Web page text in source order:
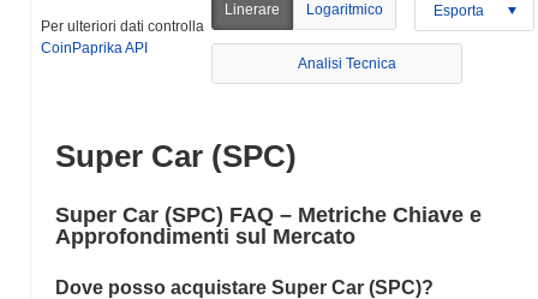
Per ulteriori dati controlla
CoinPaprika API
Linerare Logaritmico Esporta
Analisi Tecnica
Super Car (SPC)
Super Car (SPC) FAQ – Metriche Chiave e
Approfondimenti sul Mercato
Dove posso acquistare Super Car (SPC)?